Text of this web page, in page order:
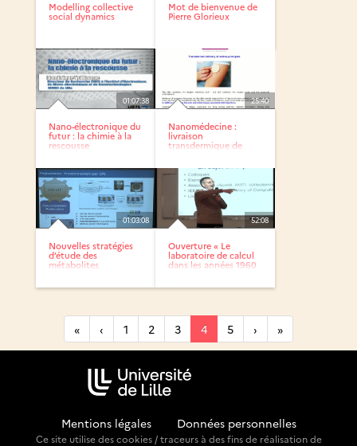
Modelling collective
social dynamics
Mot de bienvenue de
Pierre Glorieux
01:07:38
Nano-électronique du
futur : la chimie à la
rescousse
25:40
Nanomédecine :
livraison
transdermique de
01:03:08
Nouvelles stratégies
d’étude des
métabolites
52:08
Ouverture « Le
laboratoire de calcul
dans les années 1960
« ‹ 1 2 3 4 5 › »
Mentions légales Données personnelles
Ce site utilise des cookies / traceurs à des fins de réalisation de